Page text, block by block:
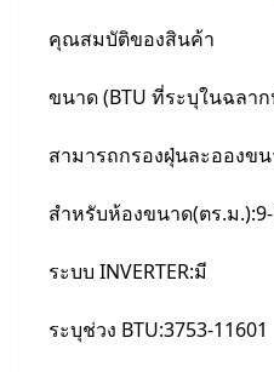
คุณสมบัติของสินค้า
ขนาด (BTU ที่ระบุในฉลา
สามารถกรองฝุ่นละอองขน
สำหรับห้องขนาด(ตร.ม
ระบบ INVERTER:มี
ระบุช่วง BTU:3753-11601